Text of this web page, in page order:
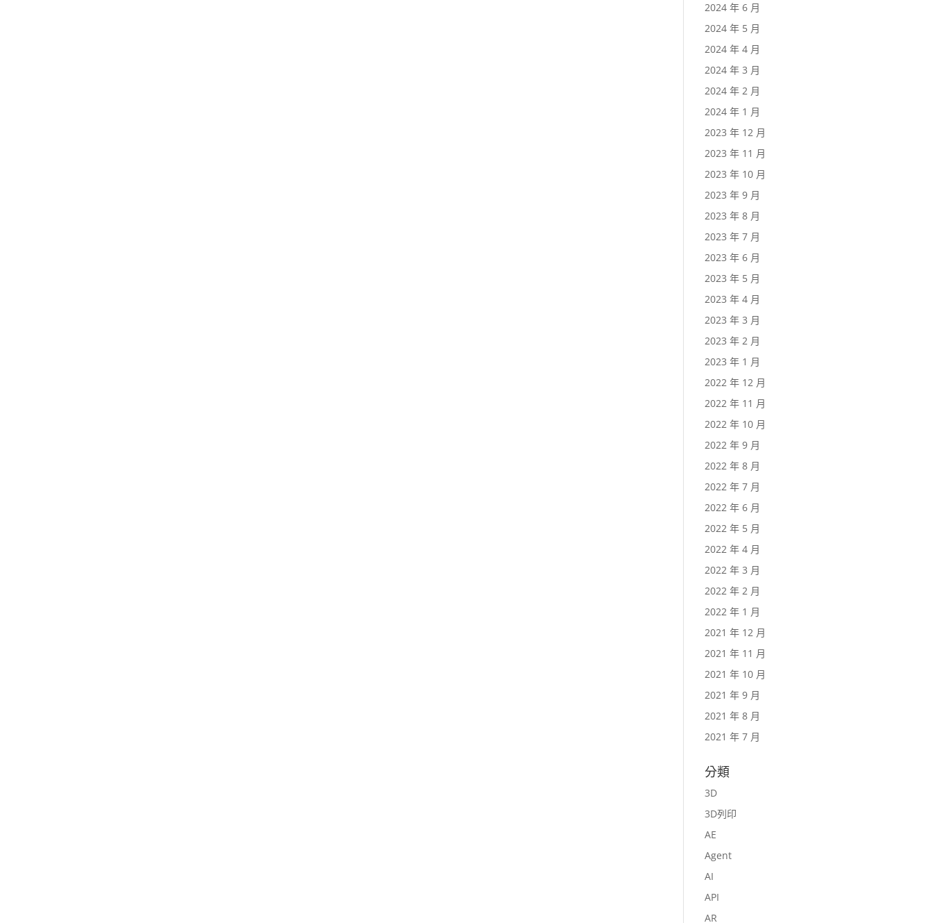
2024 年 6 月
2024 年 5 月
2024 年 4 月
2024 年 3 月
2024 年 2 月
2024 年 1 月
2023 年 12 月
2023 年 11 月
2023 年 10 月
2023 年 9 月
2023 年 8 月
2023 年 7 月
2023 年 6 月
2023 年 5 月
2023 年 4 月
2023 年 3 月
2023 年 2 月
2023 年 1 月
2022 年 12 月
2022 年 11 月
2022 年 10 月
2022 年 9 月
2022 年 8 月
2022 年 7 月
2022 年 6 月
2022 年 5 月
2022 年 4 月
2022 年 3 月
2022 年 2 月
2022 年 1 月
2021 年 12 月
2021 年 11 月
2021 年 10 月
2021 年 9 月
2021 年 8 月
2021 年 7 月
分類
3D
3D列印
AE
Agent
AI
API
AR